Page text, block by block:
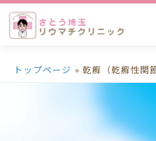
トップページ » 乾癬（乾癬性関